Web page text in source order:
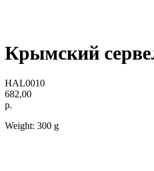
Крымский
HAL0010
682,00
р.
Weight: 300 g